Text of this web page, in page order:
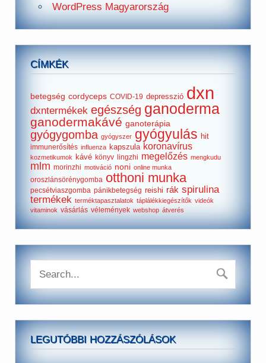
WordPress Magyarország
CÍMKÉK
betegség cordyceps COVID-19 depresszió dxn
dxntermékek egészség ganoderma
ganodermakávé ganoterápia
gyógygomba gyógyszer gyógyulás hit
immunerősítés influenza kapszula koronavírus
kozmetikumok kávé könyv lingzhi megelőzés mengkudu
mlm morinzhi motiváció noni online munka
oroszlánsörénygomba otthoni munka
pecsétviaszgomba pánikbetegség reishi rák spirulina
termékek terméktapasztalatok táplálékkiegészítők videók
vitaminok vásárlás vélemények webshop átverés
LEGUTÓBBI HOZZÁSZÓLÁSOK